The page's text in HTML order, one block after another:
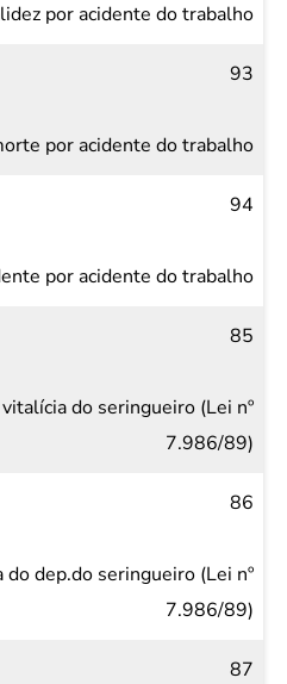
por acidente do trabalho
93
por acidente do trabalho
94
por acidente do trabalho
85
do seringueiro (Lei nº
7.986/89)
86
dep.do seringueiro (Lei nº
7.986/89)
87